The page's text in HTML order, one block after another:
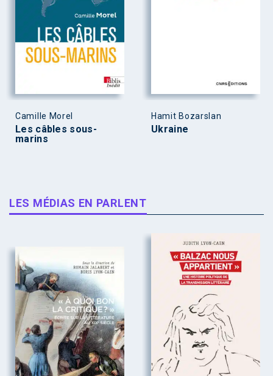
Camille Morel
Les câbles sous-
marins
Hamit Bozarslan
Ukraine
LES MÉDIAS EN PARLENT